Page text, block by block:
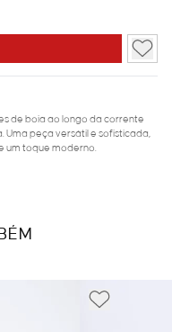
de boia ao longo da corrente
Uma peça versátil e sofisticada,
um toque moderno.